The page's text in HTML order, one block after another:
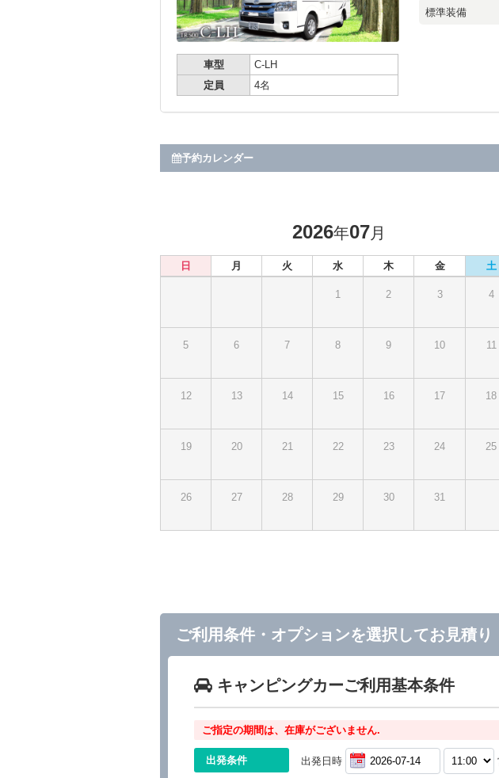
車型
C-LH
定員
4名
標準装備
予約カレンダー
2026年07月
日 月 火 水 木 金 土
1 2 3 4
5 6 7 8 9 10 11
12 13 14 15 16 17 18
19 20 21 22 23 24 25
26 27 28 29 30 31
ご利用条件・オプションを選択してお見積り
キャンピングカーご利用基本条件
ご指定の期間は、在庫がございません.
出発条件 出発日時